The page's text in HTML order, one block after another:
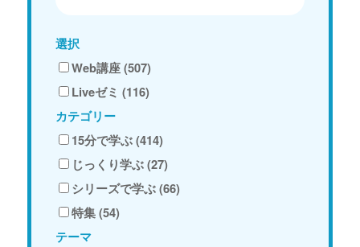
選択
Web講座 (507)
Liveゼミ (116)
カテゴリー
15分で学ぶ (414)
じっくり学ぶ (27)
シリーズで学ぶ (66)
特集 (54)
テーマ